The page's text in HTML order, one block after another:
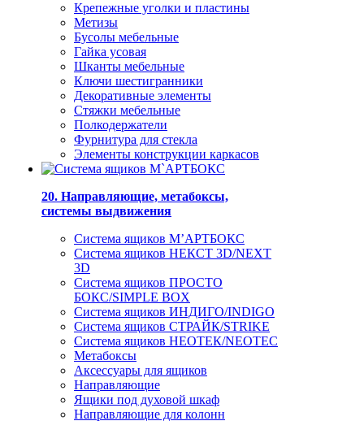
Крепежные уголки и пластины
Метизы
Бусолы мебельные
Гайка усовая
Шканты мебельные
Ключи шестигранники
Декоративные элементы
Стяжки мебельные
Полкодержатели
Фурнитура для стекла
Элементы конструкции каркасов
20. Направляющие, метабоксы,
системы выдвижения
Система ящиков М’АРТБОКС
Система ящиков НЕКСТ 3D/NEXT
3D
Система ящиков ПРОСТО
БОКС/SIMPLE BOX
Система ящиков ИНДИГО/INDIGO
Система ящиков СТРАЙК/STRIKE
Система ящиков НЕОТЕК/NEOTEC
Метабоксы
Аксессуары для ящиков
Направляющие
Ящики под духовой шкаф
Направляющие для колонн